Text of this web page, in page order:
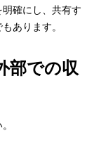
確にし、共有す
あります。
部での収